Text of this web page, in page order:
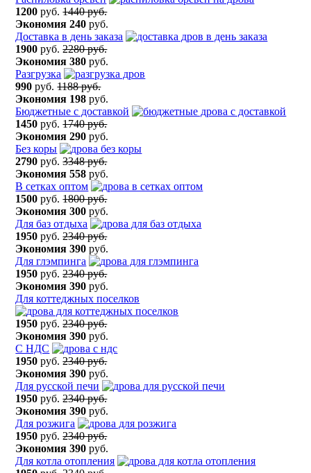
1200 руб.1440 руб.
Экономия 240 руб.
Доставка в день заказа
1900 руб.2280 руб.
Экономия 380 руб.
Разгрузка
990 руб.1188 руб.
Экономия 198 руб.
Бюджетные с доставкой
1450 руб.1740 руб.
Экономия 290 руб.
Без коры
2790 руб.3348 руб.
Экономия 558 руб.
В сетках оптом
1500 руб.1800 руб.
Экономия 300 руб.
Для баз отдыха
1950 руб.2340 руб.
Экономия 390 руб.
Для глэмпинга
1950 руб.2340 руб.
Экономия 390 руб.
Для коттеджных поселков
1950 руб.2340 руб.
Экономия 390 руб.
С НДС
1950 руб.2340 руб.
Экономия 390 руб.
Для русской печи
1950 руб.2340 руб.
Экономия 390 руб.
Для розжига
1950 руб.2340 руб.
Экономия 390 руб.
Для котла отопления